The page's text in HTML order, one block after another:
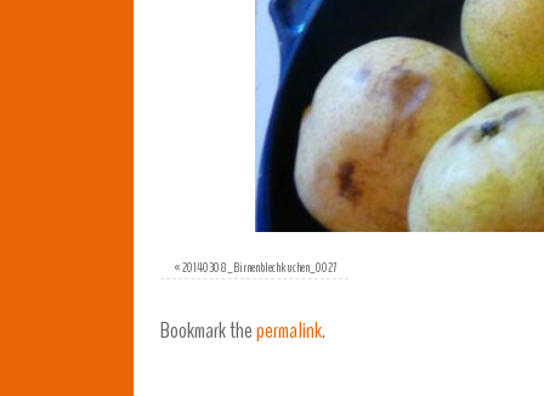
«20140308_Birnenblechkuchen_0027
Bookmark thepermalink.